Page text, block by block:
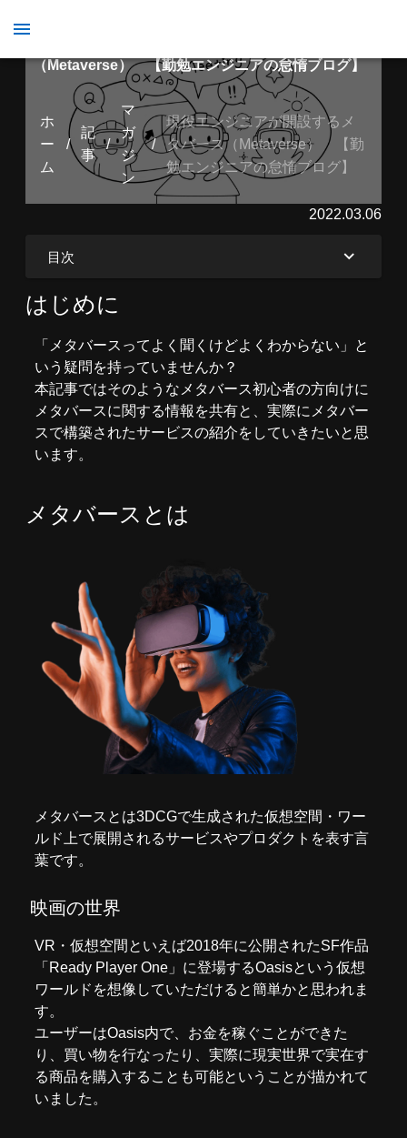
（Metaverse） 【勤勉エンジニアの怠惰ブログ】
ホ
ー
ム
/
記
事
/
マ
ガ
ジ
ン
/
現役エンジニアが開設するメ
タバース（Metaverse） 【勤
勉エンジニアの怠惰ブログ】
2022.03.06
目次
はじめに
「メタバースってよく聞くけどよくわからない」と
いう疑問を持っていませんか？
本記事ではそのようなメタバース初心者の方向けに
メタバースに関する情報を共有と、実際にメタバー
スで構築されたサービスの紹介をしていきたいと思
います。
メタバースとは
メタバースとは3DCGで生成された仮想空間・ワー
ルド上で展開されるサービスやプロダクトを表す言
葉です。
映画の世界
VR・仮想空間といえば2018年に公開されたSF作品
「Ready Player One」に登場するOasisという仮想
ワールドを想像していただけると簡単かと思われま
す。
ユーザーはOasis内で、お金を稼ぐことができた
り、買い物を行なったり、実際に現実世界で実在す
る商品を購入することも可能ということが描かれて
いました。